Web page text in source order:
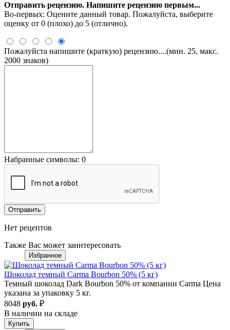
Отправить рецензию. Напишите рецензию первым...
Во-первых: Оцените данный товар. Пожалуйста, выберите
оценку от 0 (плохо) до 5 (отлично).
Пожалуйста напишите (краткую) рецензию....(мин. 25, макс.
2000 знаков)
Набранные символы: 0
Отправить
Нет рецептов
Также Вас может заинтересовать
Избранное
Шоколад темный Carma Bourbon 50% (5 кг)
Темный шоколад Dark Bourbon 50% от компании Carma Цена
указана за упаковку 5 кг.
8048 руб. ₽
В наличии на складе
Купить